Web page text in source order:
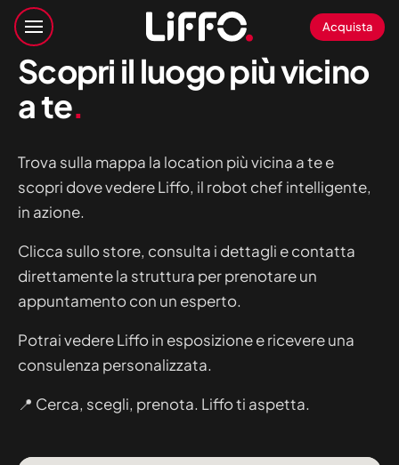
Acquista
Scopri il luogo più vicino
a te.
Trova sulla mappa la location più vicina a te e
scopri dove vedere Liffo, il robot chef intelligente,
in azione.
Clicca sullo store, consulta i dettagli e contatta
direttamente la struttura per prenotare un
appuntamento con un esperto.
Potrai vedere Liffo in esposizione e ricevere una
consulenza personalizzata.
📍 Cerca, scegli, prenota. Liffo ti aspetta.